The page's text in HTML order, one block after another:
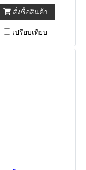
สั่งซื้อสินค้า
เปรียบเทียบ